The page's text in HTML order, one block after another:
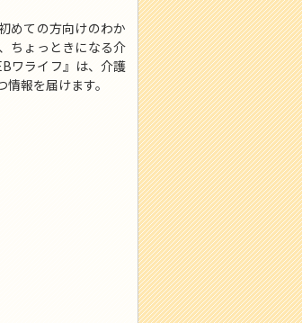
めての方向けのわか
ちょっときになる介
ワライフ』は、介護
報を届けます。